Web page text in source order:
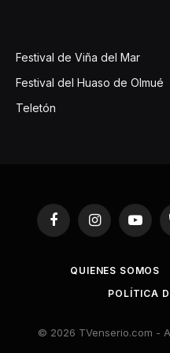
Festival de Viña del Mar
Festival del Huaso de Olmué
Teletón
FacebookInstagram
QUIENES SOMOS
POLÍTICA
© 2026 TVenserio.com -